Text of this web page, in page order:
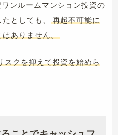
ンルームマンション投資の
としても、
再起不可能に
ありません。
スクを抑えて投資を始めら